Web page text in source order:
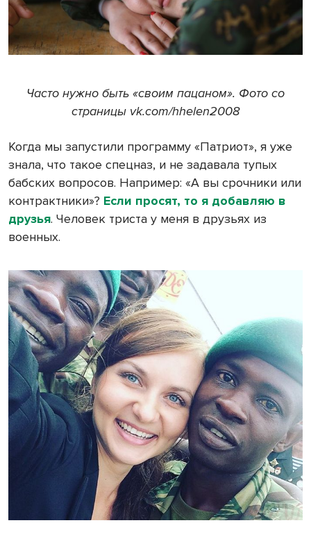
Часто нужно быть «своим пацаном». Фото со
страницы vk.com/hhelen2008
Когда мы запустили программу «Патриот», я уже
знала, что такое спецназ, и не задавала тупых
бабских вопросов. Например: «А вы срочники или
контрактники»? Если просят, то я добавляю в
друзья. Человек триста у меня в друзьях из
военных.